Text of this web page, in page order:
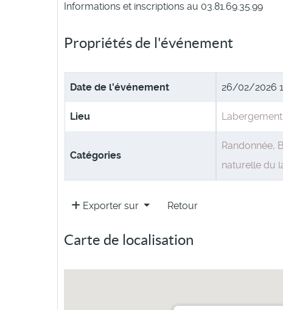
Informations et inscriptions au 03.81.69.35.99
Propriétés de l'événement
Date de l'événement 26/02/2026
Lieu
Catégories
Randonnée,
naturelle du
Exporter sur Retour
Carte de localisation